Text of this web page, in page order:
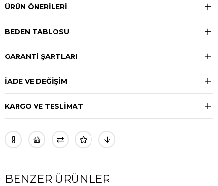
ÜRÜN ÖNERILERI
BEDEN TABLOSU
GARANTİ ŞARTLARI
İADE VE DEĞİŞİM
KARGO VE TESLİMAT
BENZER ÜRÜNLER